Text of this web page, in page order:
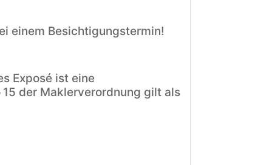
einem Besichtigungstermin!
Exposé ist eine
der Maklerverordnung gilt als